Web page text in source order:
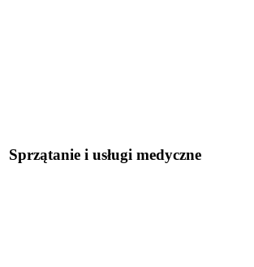
Sprzątanie i usługi medyczne